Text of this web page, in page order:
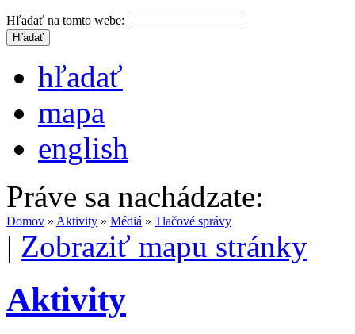
Hľadať na tomto webe:
hľadať
mapa
english
Práve sa nachádzate:
Domov » Aktivity » Médiá » Tlačové správy
| Zobraziť mapu stránky
Aktivity